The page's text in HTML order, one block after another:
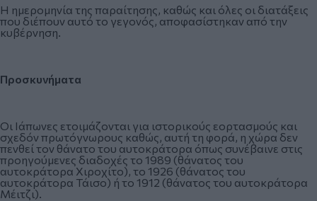
Η ημερομηνία της παραίτησης, καθώς και όλες οι διατάξεις
που διέπουν αυτό το γεγονός, αποφασίστηκαν από την
κυβέρνηση.
Προσκυνήματα
Οι Ιάπωνες ετοιμάζονται για ιστορικούς εορτασμούς και
σχεδόν πρωτόγνωρους καθώς, αυτή τη φορά, η χώρα δεν
πενθεί τον θάνατο του αυτοκράτορα όπως συνέβαινε στις
προηγούμενες διαδοχές το 1989 (θάνατος του
αυτοκράτορα Χιροχίτο), το 1926 (θάνατος του
αυτοκράτορα Τάισο) ή το 1912 (θάνατος του αυτοκράτορα
Μέιτζι).